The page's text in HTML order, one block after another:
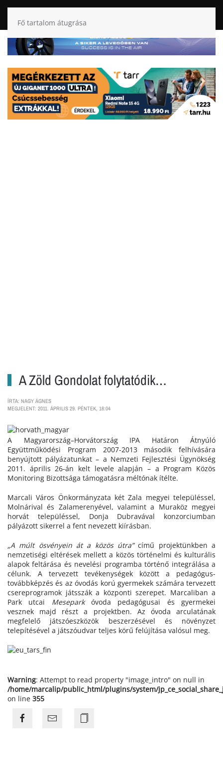
Fő tartalom átugrása
A Zöld Gondolat folytatódik…
ÍRTA: NAGY ÁGNES
MEGJELENT: 2011. ÁPRILIS 29. PÉNTEK, 18:04
A Magyarország–Horvátország IPA Határon Átnyúló
Együttműködési Program 2007-2013 második felhívására
benyújtott pályázatunkat – a Nemzeti Fejlesztési Ügynökség
2011. április 26-án kelt levele alapján – a Program Közös
Monitoring Bizottsága támogatásra méltónak ítélte.
Marcali Város Önkormányzata két Zala megyei településsel,
Molnárival és Zalamerenyével, valamint a Muraköz megyei
horvát településsel, Donja Dubravával konzorciumban
pályázott sikerrel a fent nevezett kiírásban.
„A múlt ösvényein át a közös útra”című projektünkben a
nemzetiségi eltérések mellett a közös történelmi és kulturális
alapok feltárása és nevelési programba történő integrálása a
célunk. A tervezett tevékenységek között a pedagógus-
továbbképzés és az óvodás korú gyermekek számára tervezett
csereprogramok játsszák a központi szerepet. Marcaliban a
Park utcai Meseparkóvoda pedagógusai és gyermekei
vesznek majd részt a projektben. Az óvoda arculatának
megfelelő játszóeszközök beszerzésével és növényzet
telepítésével a játszóudvar teljes körű felújítása valósul meg.
Warning: Attempt to read property "image_intro" on null in
/home/marcalip/public_html/plugins/system/
on line 355